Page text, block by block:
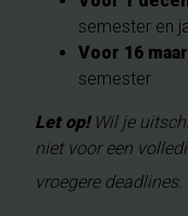
semester en
Voor 16
semester
Let op! Wil je
niet voor een
vroegere deadlines.